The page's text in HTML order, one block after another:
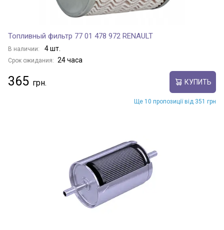
Топливный фильтр 77 01 478 972 RENAULT
В наличии: 4 шт.
Срок ожидания: 24 часа
365 КУПИТЬ
Ще 10 пропозиції від 351 грн